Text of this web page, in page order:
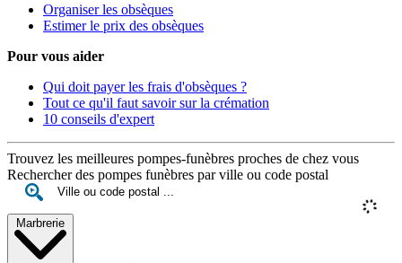
Organiser les obsèques
Estimer le prix des obsèques
Pour vous aider
Qui doit payer les frais d'obsèques ?
Tout ce qu'il faut savoir sur la crémation
10 conseils d'expert
Trouvez les meilleures pompes-funèbres proches de chez vous
Rechercher des pompes funèbres par ville ou code postal
Marbrerie